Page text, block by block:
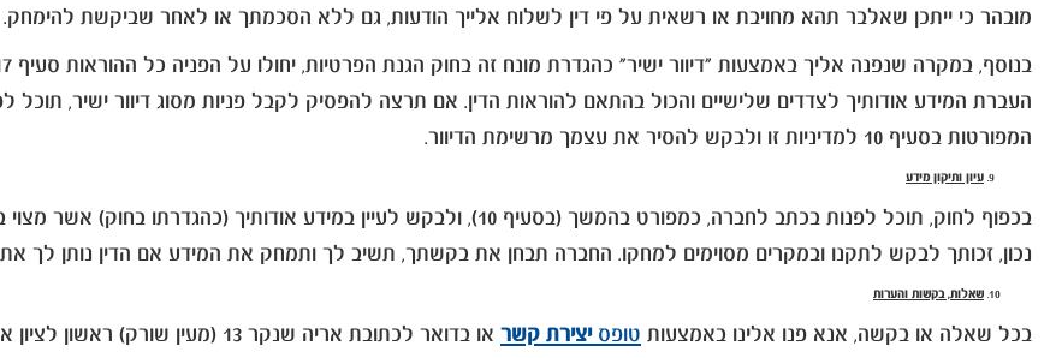
מובהר כי ייתכן שאלבר תהא מחויבת או רשאית על פי דין לשלוח אלייך הודעות, גם ללא הסכמתך או לאחר שביקשת להימחק.
העברת המידע אודותיך לצדדים שלישיים והכול בהתאם להוראות הדין. אם תרצה להפסיק לקבל פניות מסוג דיוור ישיר,
המפורטות בסעיף 10 למדיניות זו ולבקש להסיר את עצמך מרשימת הדיוור.
עיון ותיקון מידע
בכפוף לחוק, תוכל לפנות בכתב לחברה, כמפורט בהמשך (בסעיף 10), ולבקש לעיין
נכון, זכותך לבקש לתקנו ובמקרים מסוימים למחקו. החברה תבחן את בקשתך, תשיב לך ותמחק את המידע אם הדין נותן לך
שאלות, בקשות והערות
בכל שאלה או בקשה, אנא פנו אלינו באמצעות טופסיצירת קשר או בדואר לכתובת אריה שנקר 13 (מעין שורק) ראשון לציון או בטלפון שמספרו: 3537* או במייל שכתובתו